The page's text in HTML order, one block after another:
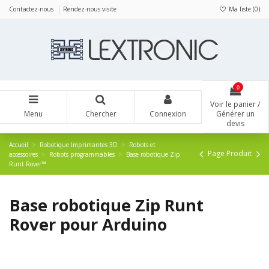
Contactez-nous Rendez-nous visite Ma liste (0)
Menu Chercher Connexion
0
Voir le panier /
Générer un
devis
Accueil Robotique Imprimantes 3D
Robots et
accessoires
Robots programmables
Base robotique Zip
Runt Rover™
Page Produit
Base robotique Zip Runt
Rover pour Arduino
Panneau de gestion des cookies